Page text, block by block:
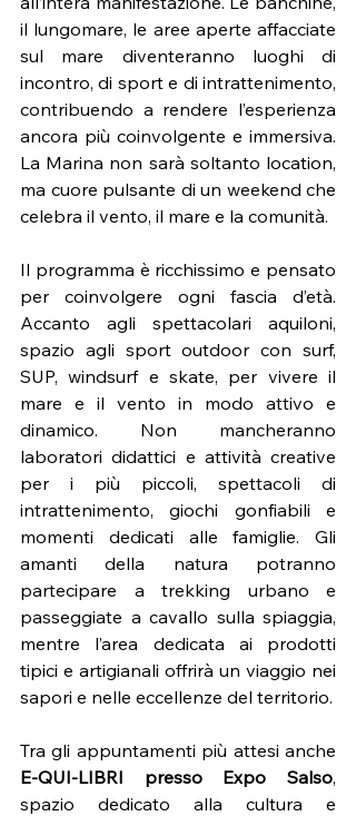
il lungomare, le aree aperte affacciate
sul mare diventeranno luoghi di
incontro, di sport e di intrattenimento,
contribuendo a rendere l’esperienza
ancora più coinvolgente e immersiva.
La Marina non sarà soltanto location,
ma cuore pulsante di un weekend che
celebra il vento, il mare e la comunità.
Il programma è ricchissimo e pensato
per coinvolgere ogni fascia d’età.
Accanto agli spettacolari aquiloni,
spazio agli sport outdoor con surf,
SUP, windsurf e skate, per vivere il
mare e il vento in modo attivo e
dinamico. Non mancheranno
laboratori didattici e attività creative
per i più piccoli, spettacoli di
intrattenimento, giochi gonfiabili e
momenti dedicati alle famiglie. Gli
amanti della natura potranno
partecipare a trekking urbano e
passeggiate a cavallo sulla spiaggia,
mentre l’area dedicata ai prodotti
tipici e artigianali offrirà un viaggio nei
sapori e nelle eccellenze del territorio.
E-QUI-LIBRI presso Expo Salso,
spazio dedicato alla cultura e